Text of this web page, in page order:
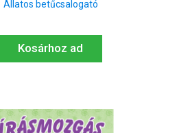
Állatos betűcsalogató
Kosárhoz ad